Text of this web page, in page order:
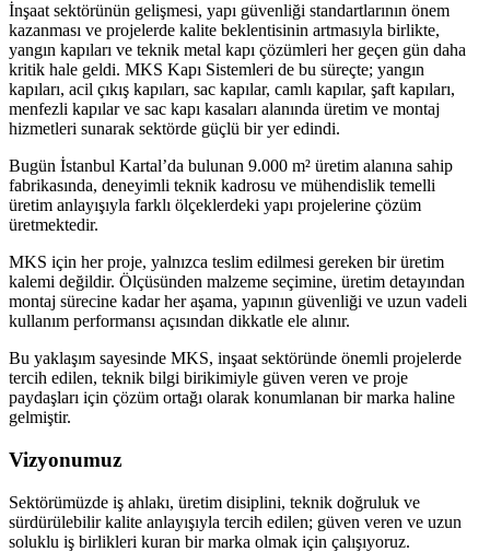
İnşaat sektörünün gelişmesi, yapı güvenliği standartlarının önem
kazanması ve projelerde kalite beklentisinin artmasıyla birlikte,
yangın kapıları ve teknik metal kapı çözümleri her geçen gün daha
kritik hale geldi. MKS Kapı Sistemleri de bu süreçte; yangın
kapıları, acil çıkış kapıları, sac kapılar, camlı kapılar, şaft kapıları,
menfezli kapılar ve sac kapı kasaları alanında üretim ve montaj
hizmetleri sunarak sektörde güçlü bir yer edindi.
Bugün İstanbul Kartal’da bulunan 9.000 m² üretim alanına sahip
fabrikasında, deneyimli teknik kadrosu ve mühendislik temelli
üretim anlayışıyla farklı ölçeklerdeki yapı projelerine çözüm
üretmektedir.
MKS için her proje, yalnızca teslim edilmesi gereken bir üretim
kalemi değildir. Ölçüsünden malzeme seçimine, üretim detayından
montaj sürecine kadar her aşama, yapının güvenliği ve uzun vadeli
kullanım performansı açısından dikkatle ele alınır.
Bu yaklaşım sayesinde MKS, inşaat sektöründe önemli projelerde
tercih edilen, teknik bilgi birikimiyle güven veren ve proje
paydaşları için çözüm ortağı olarak konumlanan bir marka haline
gelmiştir.
Vizyonumuz
Sektörümüzde iş ahlakı, üretim disiplini, teknik doğruluk ve
sürdürülebilir kalite anlayışıyla tercih edilen; güven veren ve uzun
soluklu iş birlikleri kuran bir marka olmak için çalışıyoruz.